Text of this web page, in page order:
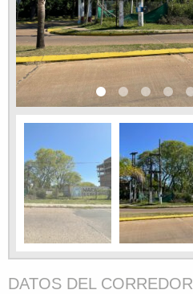
DATOS DEL CORREDOR